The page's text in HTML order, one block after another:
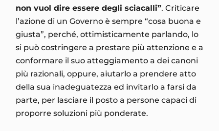
non vuol dire essere degli sciacalli”. Criticare
l’azione di un Governo è sempre “cosa buona e
giusta”, perché, ottimisticamente parlando, lo
si può costringere a prestare più attenzione e a
conformare il suo atteggiamento a dei canoni
più razionali, oppure, aiutarlo a prendere atto
della sua inadeguatezza ed invitarlo a farsi da
parte, per lasciare il posto a persone capaci di
proporre soluzioni più ponderate.